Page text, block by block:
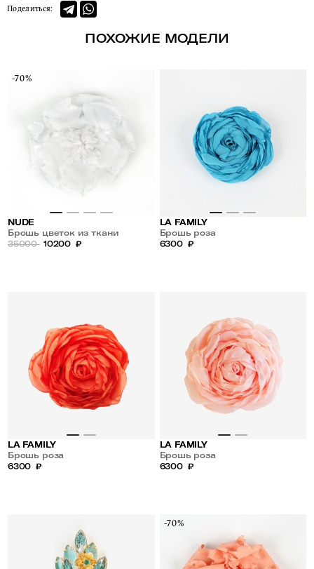
Поделиться:
ПОХОЖИЕ МОДЕЛИ
-70%
NUDE
Брошь цветок из ткани
35000 10200 ₽
LA FAMILY
Брошь роза
6300 ₽
LA FAMILY
Брошь роза
6300 ₽
LA FAMILY
Брошь роза
6300 ₽
-70%